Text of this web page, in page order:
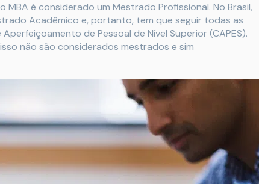
é considerado um Mestrado Profissional. No Brasil,
Acadêmico e, portanto, tem que seguir todas as
de Pessoal de Nível Superior (CAPES).
não são considerados mestrados e sim